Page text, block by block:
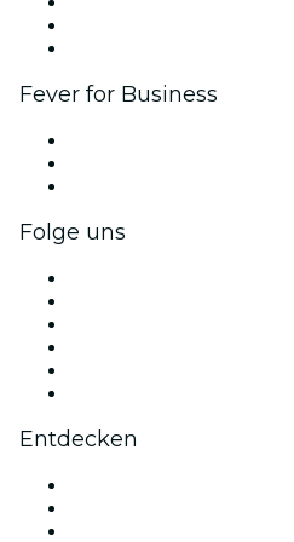
Fever for Business
Folge uns
Entdecken